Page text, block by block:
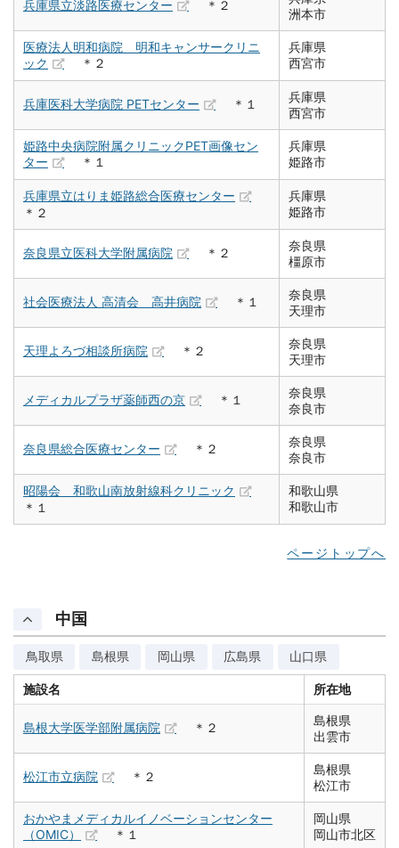
兵庫県立淡路医療センター ＊２
洲本市
医療法人明和病院 明和キャンサークリニ
ック
＊２
兵庫県
西宮市
兵庫医科大学病院 PETセンター ＊１
兵庫県
西宮市
姫路中央病院附属クリニックPET画像セン
ター
＊１
兵庫県
姫路市
兵庫県立はりま姫路総合医療センター
＊２
兵庫県
姫路市
奈良県立医科大学附属病院 ＊２
奈良県
橿原市
社会医療法人 高清会 高井病院 ＊１
奈良県
天理市
天理よろづ相談所病院 ＊２
奈良県
天理市
メディカルプラザ薬師西の京 ＊１
奈良県
奈良市
奈良県総合医療センター ＊２
奈良県
奈良市
昭陽会 和歌山南放射線科クリニック
＊１
和歌山県
和歌山市
ページトップへ
中国
鳥取県 島根県 岡山県 広島県 山口県
施設名 所在地
島根大学医学部附属病院 ＊２
島根県
出雲市
松江市立病院 ＊２
島根県
松江市
おかやまメディカルイノベーションセンター
（OMIC）
＊１
岡山県
岡山市北区